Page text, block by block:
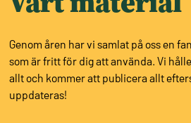
Genom åren har vi samlat på oss en
som är fritt för dig att använda. Vi
allt och kommer att publicera allt
uppdateras!